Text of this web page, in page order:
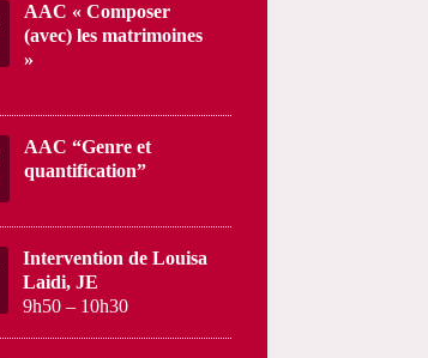
AAC « Composer
(avec) les matrimoines
»
AAC “Genre et
quantification”
Intervention de Louisa
Laidi, JE
9h50 – 10h30